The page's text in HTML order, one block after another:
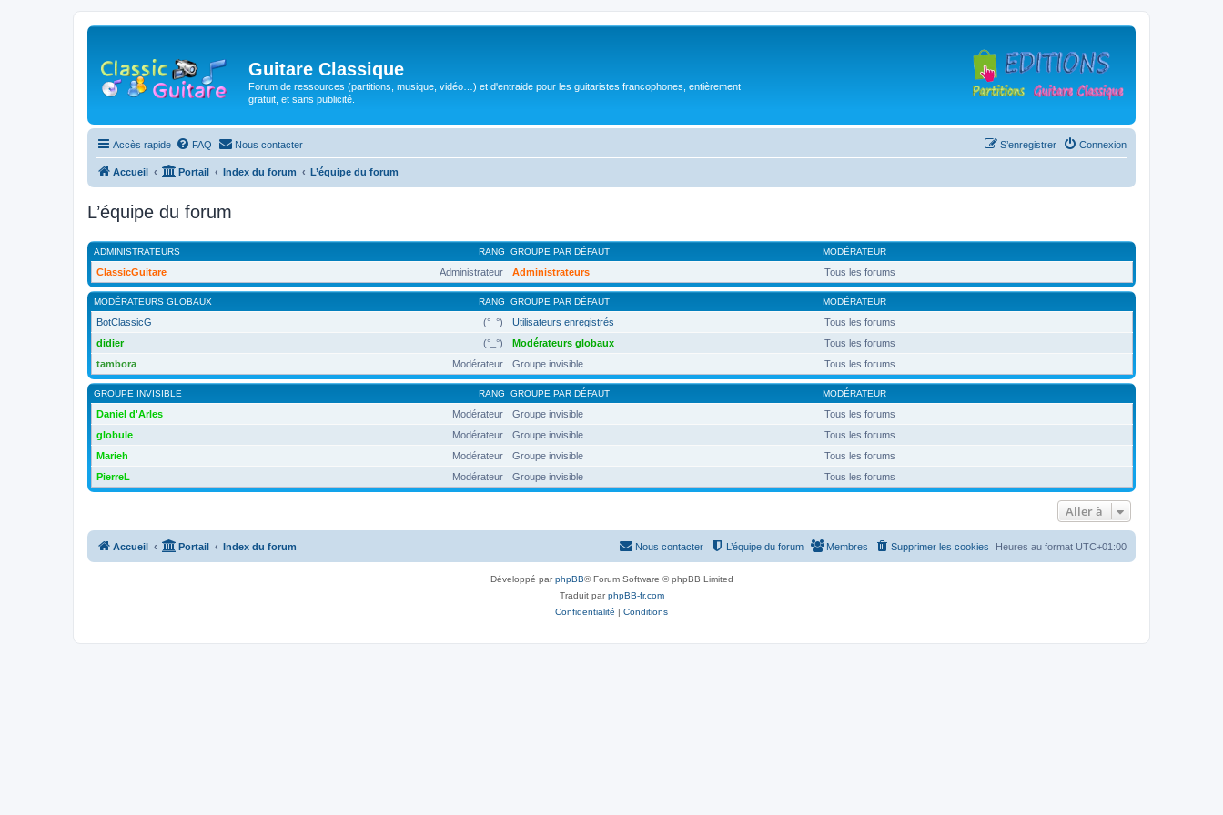
Guitare Classique
Forum de ressources (partitions, musique, vidéo…) et d'entraide pour les guitaristes francophones, entièrement
gratuit, et sans publicité.
Accès rapide FAQ Nous contacter Connexion
S’enregistrer
Accueil Portail Index du forum L’équipe du forum
L’équipe du forum
RANG
ADMINISTRATEURS GROUPE PAR DÉFAUT MODÉRATEUR
Administrateur
ClassicGuitare Administrateurs Tous les forums
RANG
MODÉRATEURS GLOBAUX GROUPE PAR DÉFAUT MODÉRATEUR
(°_°)
BotClassicG Utilisateurs enregistrés
Tous les forums
(°_°)
didier Modérateurs globaux
Tous les forums
Modérateur
tambora Groupe invisible Tous les forums
RANG
GROUPE INVISIBLE GROUPE PAR DÉFAUT MODÉRATEUR
Modérateur
Daniel d'Arles Groupe invisible
Tous les forums
Modérateur
globule Groupe invisible
Tous les forums
Modérateur
Marieh Groupe invisible
Tous les forums
Modérateur
PierreL Groupe invisible Tous les forums
Aller à
Accueil Portail Index du forum Heures au format UTC+01:00
Supprimer les cookies
Membres
L’équipe du forum
Nous contacter
Développé parphpBB® Forum Software © phpBB Limited
Traduit parphpBB-fr.com
Confidentialité | Conditions